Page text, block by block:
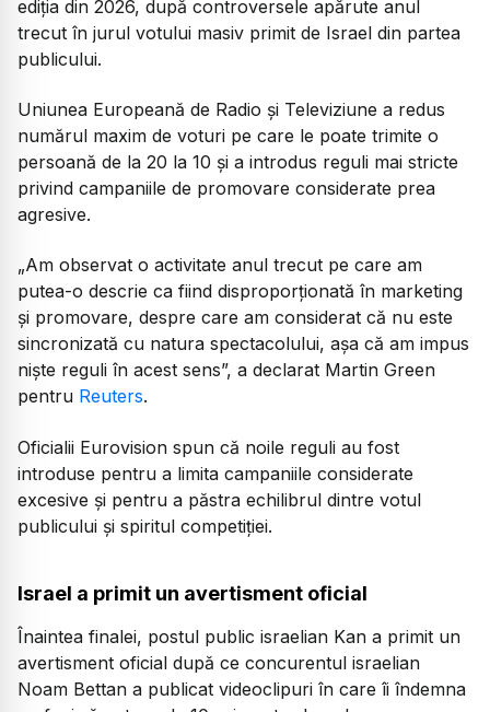
ediția din 2026, după controversele apărute anul
trecut în jurul votului masiv primit de Israel din partea
publicului.
Uniunea Europeană de Radio și Televiziune a redus
numărul maxim de voturi pe care le poate trimite o
persoană de la 20 la 10 și a introdus reguli mai stricte
privind campaniile de promovare considerate prea
agresive.
„Am observat o activitate anul trecut pe care am
putea-o descrie ca fiind disproporționată în marketing
și promovare, despre care am considerat că nu este
sincronizată cu natura spectacolului, așa că am impus
niște reguli în acest sens”, a declarat Martin Green
pentru Reuters.
Oficialii Eurovision spun că noile reguli au fost
introduse pentru a limita campaniile considerate
excesive și pentru a păstra echilibrul dintre votul
publicului și spiritul competiției.
Israel a primit un avertisment oficial
Înaintea finalei, postul public israelian Kan a primit un
avertisment oficial după ce concurentul israelian
Noam Bettan a publicat videoclipuri în care îi îndemna